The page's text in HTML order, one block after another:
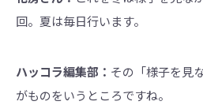
回。夏は毎日行います。
ハッコラ編集部： その「様子を見
がものをいうところですね。